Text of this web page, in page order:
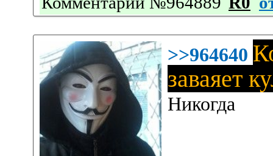
>>964640
заваяет
Никогда